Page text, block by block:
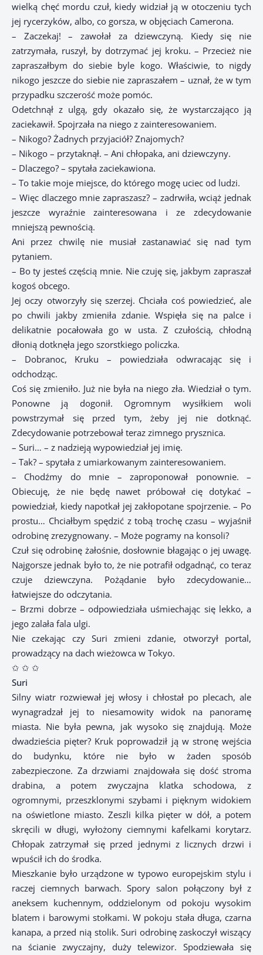
wielką chęć mordu czuł, kiedy widział ją w otoczeniu tych
jej rycerzyków, albo, co gorsza, w objęciach Camerona.
– Zaczekaj! – zawołał za dziewczyną. Kiedy się nie
zatrzymała, ruszył, by dotrzymać jej kroku. – Przecież nie
zapraszałbym do siebie byle kogo. Właściwie, to nigdy
nikogo jeszcze do siebie nie zapraszałem – uznał, że w tym
przypadku szczerość może pomóc.
Odetchnął z ulgą, gdy okazało się, że wystarczająco ją
zaciekawił. Spojrzała na niego z zainteresowaniem.
– Nikogo? Żadnych przyjaciół? Znajomych?
– Nikogo – przytaknął. – Ani chłopaka, ani dziewczyny.
– Dlaczego? – spytała zaciekawiona.
– To takie moje miejsce, do którego mogę uciec od ludzi.
– Więc dlaczego mnie zapraszasz? – zadrwiła, wciąż jednak
jeszcze wyraźnie zainteresowana i ze zdecydowanie
mniejszą pewnością.
Ani przez chwilę nie musiał zastanawiać się nad tym
pytaniem.
– Bo ty jesteś częścią mnie. Nie czuję się, jakbym zapraszał
kogoś obcego.
Jej oczy otworzyły się szerzej. Chciała coś powiedzieć, ale
po chwili jakby zmieniła zdanie. Wspięła się na palce i
delikatnie pocałowała go w usta. Z czułością, chłodną
dłonią dotknęła jego szorstkiego policzka.
– Dobranoc, Kruku – powiedziała odwracając się i
odchodząc.
Coś się zmieniło. Już nie była na niego zła. Wiedział o tym.
Ponowne ją dogonił. Ogromnym wysiłkiem woli
powstrzymał się przed tym, żeby jej nie dotknąć.
Zdecydowanie potrzebował teraz zimnego prysznica.
– Suri… – z nadzieją wypowiedział jej imię.
– Tak? – spytała z umiarkowanym zainteresowaniem.
– Chodźmy do mnie – zaproponował ponownie. –
Obiecuję, że nie będę nawet próbował cię dotykać –
powiedział, kiedy napotkał jej zakłopotane spojrzenie. – Po
prostu… Chciałbym spędzić z tobą trochę czasu – wyjaśnił
odrobinę zrezygnowany. – Może pogramy na konsoli?
Czuł się odrobinę żałośnie, dosłownie błagając o jej uwagę.
Najgorsze jednak było to, że nie potrafił odgadnąć, co teraz
czuje dziewczyna. Pożądanie było zdecydowanie…
łatwiejsze do odczytania.
– Brzmi dobrze – odpowiedziała uśmiechając się lekko, a
jego zalała fala ulgi.
Nie czekając czy Suri zmieni zdanie, otworzył portal,
prowadzący na dach wieżowca w Tokyo.
✩ ✩ ✩
Suri
Silny wiatr rozwiewał jej włosy i chłostał po plecach, ale
wynagradzał jej to niesamowity widok na panoramę
miasta. Nie była pewna, jak wysoko się znajdują. Może
dwadzieścia pięter? Kruk poprowadził ją w stronę wejścia
do budynku, które nie było w żaden sposób
zabezpieczone. Za drzwiami znajdowała się dość stroma
drabina, a potem zwyczajna klatka schodowa, z
ogromnymi, przeszklonymi szybami i pięknym widokiem
na oświetlone miasto. Zeszli kilka pięter w dół, a potem
skręcili w długi, wyłożony ciemnymi kafelkami korytarz.
Chłopak zatrzymał się przed jednymi z licznych drzwi i
wpuścił ich do środka.
Mieszkanie było urządzone w typowo europejskim stylu i
raczej ciemnych barwach. Spory salon połączony był z
aneksem kuchennym, oddzielonym od pokoju wysokim
blatem i barowymi stołkami. W pokoju stała długa, czarna
kanapa, a przed nią stolik. Suri odrobinę zaskoczył wiszący
na ścianie zwyczajny, duży telewizor. Spodziewała się